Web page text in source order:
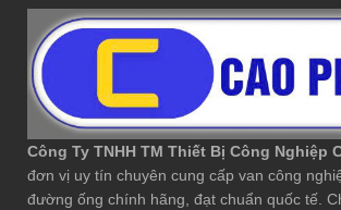
Công Ty TNHH TM Thiết Bị Công Nghiệp
đơn vị uy tín chuyên cung cấp van công
đường ống chính hãng, đạt chuẩn quốc tế.